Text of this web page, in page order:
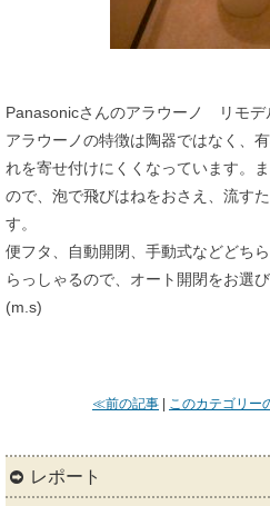
Panasonicさんのアラウーノ リモデ
アラウーノの特徴は陶器ではなく、
れを寄せ付けにくくなっています。
ので、泡で飛びはねをおさえ、流す
す。
便フタ、自動開閉、手動式などどち
らっしゃるので、オート開閉をお選
(m.s)
≪前の記事 | このカテゴリー
レポート